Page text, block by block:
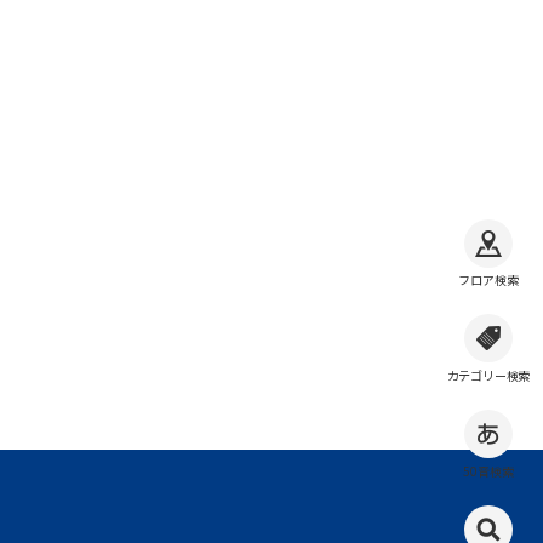
フロア検索
カテゴリー検索
50音検索